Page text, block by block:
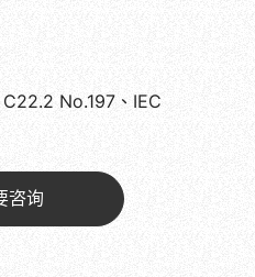
No.197、IEC
咨询